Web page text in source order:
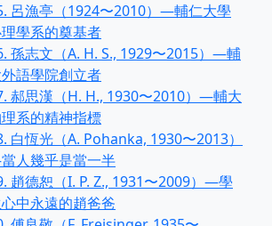
呂漁亭（1924〜2010）—輔仁大學
學系的奠基者
孫志文（A. H. S., 1929〜2015）—輔
語學院創立者
郝思漢（H. H., 1930〜2010）—輔大
系的精神指標
白恆光（A. Pohanka, 1930〜2013）
人幾乎是當一半
趙德恕（I. P. Z., 1931〜2009）—學
中永遠的趙爸爸